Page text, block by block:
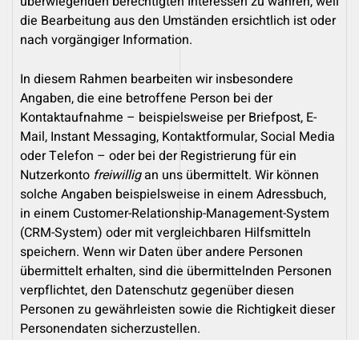
die Bearbeitung aus den Umständen ersichtlich ist oder
nach vorgängiger Information.
In diesem Rahmen bearbeiten wir insbesondere
Angaben, die eine betroffene Person bei der
Kontaktaufnahme – beispielsweise per Briefpost, E-
Mail, Instant Messaging, Kontaktformular, Social Media
oder Telefon – oder bei der Registrierung für ein
Nutzerkonto freiwilligan uns übermittelt. Wir können
solche Angaben beispielsweise in einem Adressbuch,
in einem Customer-Relationship-Management-System
(CRM-System) oder mit vergleichbaren Hilfsmitteln
speichern. Wenn wir Daten über andere Personen
übermittelt erhalten, sind die übermittelnden Personen
verpflichtet, den Datenschutz gegenüber diesen
Personen zu gewährleisten sowie die Richtigkeit dieser
Personendaten sicherzustellen.